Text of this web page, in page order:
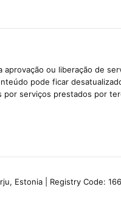
ou liberação de
pode ficar
serviços prestados por
Estonia | Registry Code: